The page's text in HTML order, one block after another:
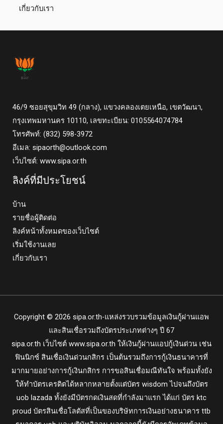
เกี่ยวกับเรา
46/9 ซอยสุขุมวิท 49 (กลาง), แขวงคลองเตยเหนือ, เขตวัฒนา,
กรุงเทพมหานคร 10110, เลขทะเบียน: 0105564074784
โทรศัพท์: (832) 598-3972
อีเมล: sipaorth@outlook.com
เว็บไซต์: www.sipa.or.th
ลิงค์ที่มีประโยชน์
บ้าน
รายชื่อผู้ติดต่อ
ลิงค์หน้าทั้งหมดของเว็บไซต์
เริ่มใช้งานเลย
เกี่ยวกับเรา
Copyright © 2026 sipa.or.th-แหล่งรวบรวมข้อมูลเงินกู้ผ่านแอพ
และสินเชื่อรวมถึงบัตรประเภทต่างๆ ปี 67
sipa.or.th เว็บไซต์ www.sipa.or.th ให้เงินกู้ผ่านแอปกู้เงินด่วน เช่น
ฟินนิกซ์ สินเชื่อเงินด่วนกสิกร เป็นต้นรวมถึงการกู้เงินธนาคารที่
มากมายอย่างการกู้เงินกสิกร การขอสินเชื่อมณีทันใจ พร้อมทั้งยัง
ให้ทำบัตรเครดิตได้หลากหลายตั้งแต่บัตร wisdom ไปจนถึงบัตร
uob lazada ทั้งยังมีบัตรกดเงินสดที่กำลังมาแรก ได้แก่ บัตร ktc
proud บัตรสินเชื่อโลตัสที่เป็นของบริษัทการเงินอย่างธนาคาร ttb